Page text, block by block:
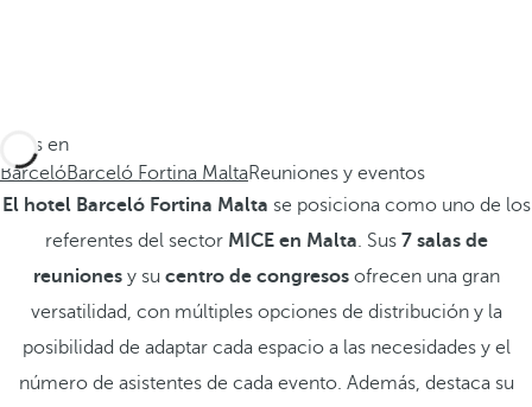
Estás en
BarcelóBarceló Fortina MaltaReuniones y eventos
El hotel Barceló Fortina Malta se posiciona como uno de los
referentes del sector MICE en Malta. Sus 7 salas de
reunionesy su centro de congresosofrecen una gran
versatilidad, con múltiples opciones de distribución y la
posibilidad de adaptar cada espacio a las necesidades y el
número de asistentes de cada evento. Además, destaca su